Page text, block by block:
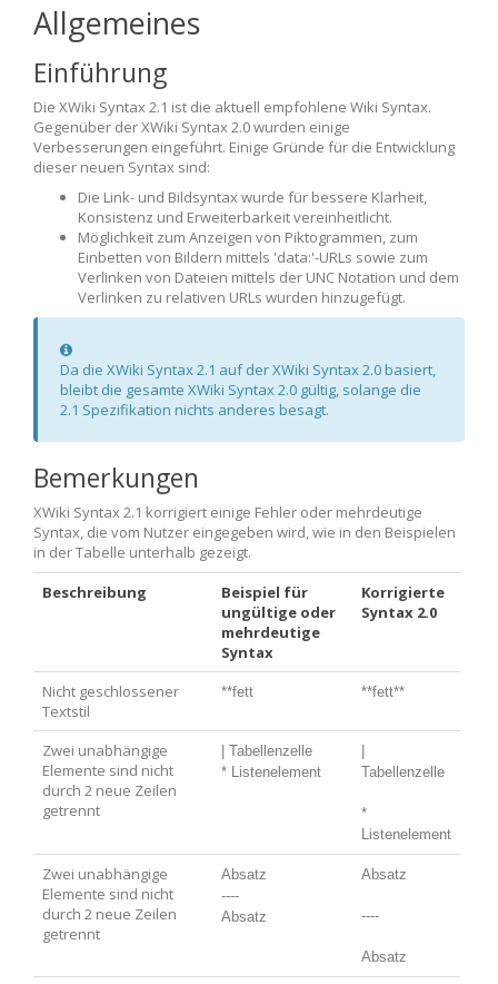
Allgemeines
Einführung
Die XWiki Syntax 2.1 ist die aktuell empfohlene Wiki Syntax.
Gegenüber der XWiki Syntax 2.0 wurden einige
Verbesserungen eingeführt. Einige Gründe für die Entwicklung
dieser neuen Syntax sind:
Die Link- und Bildsyntax wurde für bessere Klarheit,
Konsistenz und Erweiterbarkeit vereinheitlicht.
Möglichkeit zum Anzeigen von Piktogrammen, zum
Einbetten von Bildern mittels 'data:'-URLs sowie zum
Verlinken von Dateien mittels der UNC Notation und dem
Verlinken zu relativen URLs wurden hinzugefügt.
Information
Da die XWiki Syntax 2.1 auf der XWiki Syntax 2.0 basiert,
bleibt die gesamte XWiki Syntax 2.0 gültig, solange die
2.1 Spezifikation nichts anderes besagt.
Bemerkungen
XWiki Syntax 2.1 korrigiert einige Fehler oder mehrdeutige
Syntax, die vom Nutzer eingegeben wird, wie in den Beispielen
in der Tabelle unterhalb gezeigt.
Beschreibung
Beispiel für
ungültige oder
mehrdeutige
Syntax
Korrigierte
Syntax 2.0
Nicht geschlossener
Textstil
**fett **fett**
Zwei unabhängige
Elemente sind nicht
durch 2 neue Zeilen
getrennt
| Tabellenzelle
* Listenelement
|
Tabellenzelle
*
Listenelement
Zwei unabhängige
Elemente sind nicht
durch 2 neue Zeilen
getrennt
Absatz
----
Absatz
Absatz
----
Absatz